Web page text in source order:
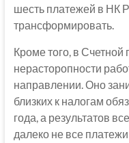
шесть платежей в НК
трансформировать.
Кроме того, в Счетной
нерасторопности
направлении. Оно
близких к налогам
года, а результатов
далеко не все